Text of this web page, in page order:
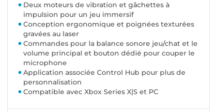
Deux moteurs de vibration et gâchettes à
impulsion pour un jeu immersif
Conception ergonomique et poignées texturées
gravées au laser
Commandes pour la balance sonore jeu/chat et le
volume principal et bouton dédié pour couper le
microphone
Application associée Control Hub pour plus de
personnalisation
Compatible avec Xbox Series X|S et PC